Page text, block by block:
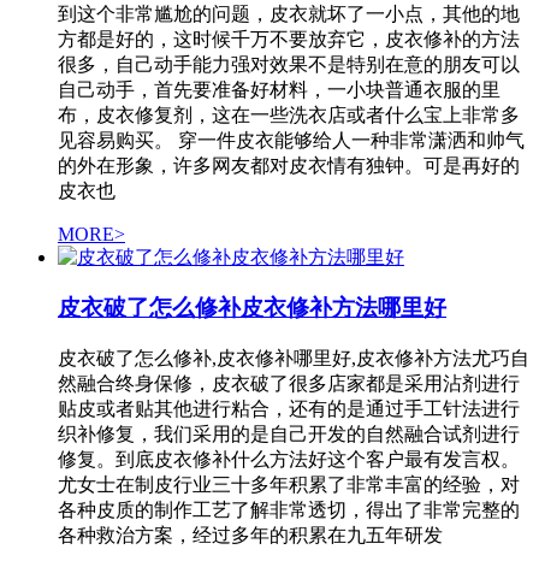
到这个非常尴尬的问题，皮衣就坏了一小点，其他的地
方都是好的，这时候千万不要放弃它，皮衣修补的方法
很多，自己动手能力强对效果不是特别在意的朋友可以
自己动手，首先要准备好材料，一小块普通衣服的里
布，皮衣修复剂，这在一些洗衣店或者什么宝上非常多
见容易购买。 穿一件皮衣能够给人一种非常潇洒和帅气
的外在形象，许多网友都对皮衣情有独钟。可是再好的
皮衣也
MORE>
皮衣破了怎么修补皮衣修补方法哪里好
皮衣破了怎么修补,皮衣修补哪里好,皮衣修补方法尤巧自
然融合终身保修，皮衣破了很多店家都是采用沾剂进行
贴皮或者贴其他进行粘合，还有的是通过手工针法进行
织补修复，我们采用的是自己开发的自然融合试剂进行
修复。到底皮衣修补什么方法好这个客户最有发言权。
尤女士在制皮行业三十多年积累了非常丰富的经验，对
各种皮质的制作工艺了解非常透切，得出了非常完整的
各种救治方案，经过多年的积累在九五年研发